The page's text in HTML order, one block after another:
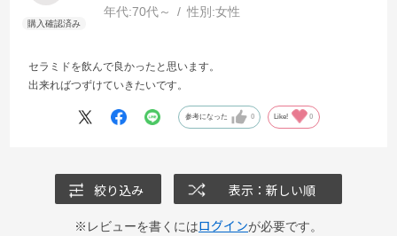
年代:70代～ 性別:女性
セラミドを飲んで良かったと思います。
出来ればつずけていきたいです。
参考になった 0 Like! 0
絞り込み 表示：新しい順
※レビューを書くにはログインが必要です。